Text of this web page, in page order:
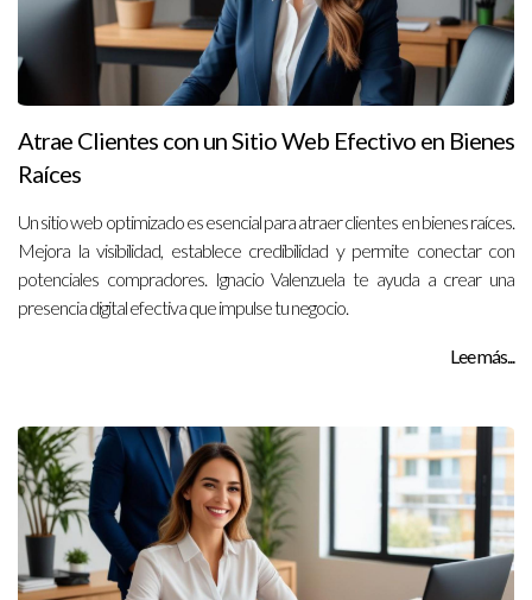
Atrae Clientes con un Sitio Web Efectivo en Bienes
Raíces
Un sitio web optimizado es esencial para atraer clientes en bienes raíces.
Mejora la visibilidad, establece credibilidad y permite conectar con
potenciales compradores. Ignacio Valenzuela te ayuda a crear una
presencia digital efectiva que impulse tu negocio.
Lee más...